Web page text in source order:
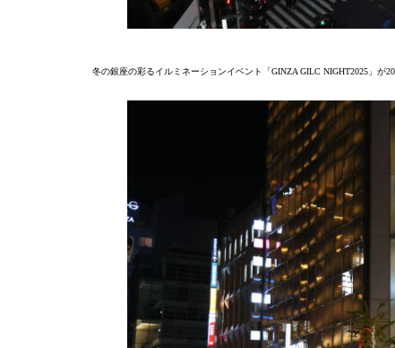
冬の銀座の彩るイルミネーションイベント「GINZA GILC NIGHT2025」が